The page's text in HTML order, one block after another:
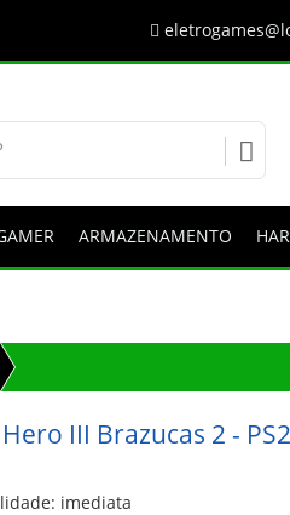
ARMAZENAMENTO
III Brazucas 2 - PS2
imediata